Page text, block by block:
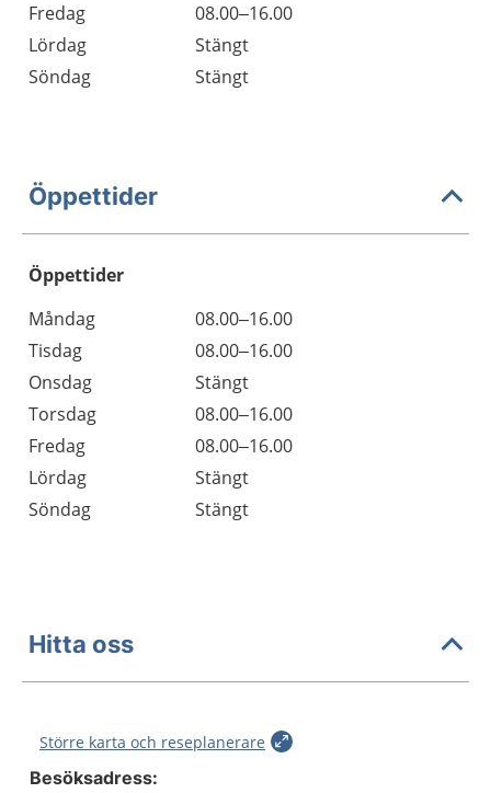
Fredag
08.00–16.00
Lördag
Stängt
Söndag
Stängt
Öppettider
Öppettider
Dag
Öppettider
Kommentarer
Måndag
08.00–16.00
Tisdag
08.00–16.00
Onsdag
Stängt
Torsdag
08.00–16.00
Fredag
08.00–16.00
Lördag
Stängt
Söndag
Stängt
Hitta oss
Större karta och reseplanerare
Besöksadress: